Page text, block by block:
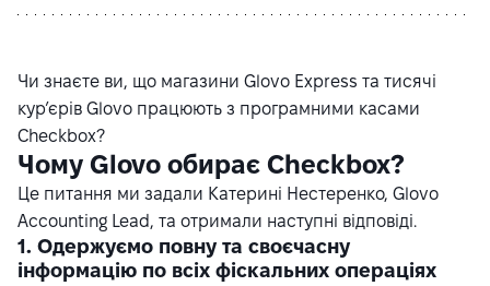
Чи знаєте ви, що магазини Glovo Express та тисячі
кур’єрів Glovo працюють з програмними касами
Checkbox?
Чому Glovo обирає Checkbox?
Це питання ми задали Катерині Нестеренко, Glovo
Accounting Lead, та отримали наступні відповіді.
1. Одержуємо повну та своєчасну
інформацію по всіх фіскальних операціях